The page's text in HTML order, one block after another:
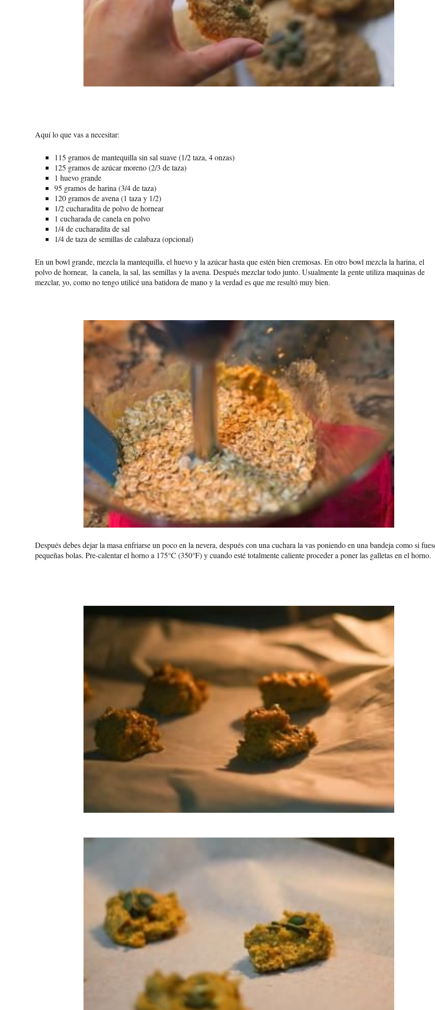
Aquí lo que vas a necesitar:
115 gramos de mantequilla sin sal suave (1/2 taza, 4 onzas)
125 gramos de azúcar moreno (2/3 de taza)
1 huevo grande
95 gramos de harina (3/4 de taza)
120 gramos de avena (1 taza y 1/2)
1/2 cucharadita de polvo de hornear
1 cucharada de canela en polvo
1/4 de cucharadita de sal
1/4 de taza de semillas de calabaza (opcional)
En un bowl grande, mezcla la mantequilla, el huevo y la azúcar hasta que estén bien cremosas. En otro bowl mezcla la harina, el
polvo de hornear, la canela, la sal, las semillas y la avena. Después mezclar todo junto. Usualmente la gente utiliza maquinas de
mezclar, yo, como no tengo utilicé una batidora de mano y la verdad es que me resultó muy bien.
Después debes dejar la masa enfriarse un poco en la nevera, después con una cuchara la vas poniendo en una bandeja como si
pequeñas bolas. Pre-calentar el horno a 175°C (350°F) y cuando esté totalmente caliente proceder a poner las galletas en el horno.